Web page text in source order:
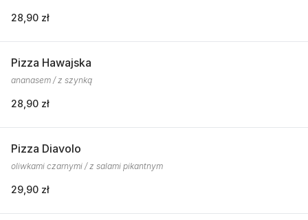
28,90 zł
Pizza Hawajska
ananasem / z szynką
28,90 zł
Pizza Diavolo
oliwkami czarnymi / z salami pikantnym
29,90 zł